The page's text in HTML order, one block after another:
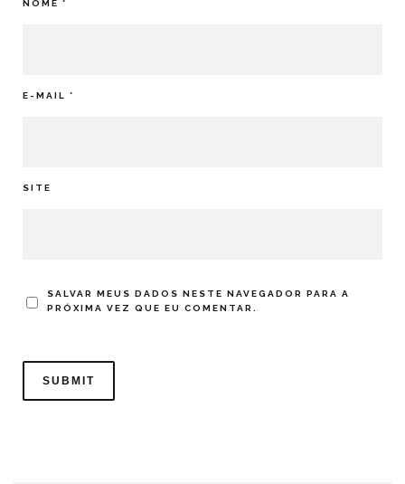
NOME *
E-MAIL *
SITE
SALVAR MEUS DADOS NESTE NAVEGADOR PARA A
PRÓXIMA VEZ QUE EU COMENTAR.